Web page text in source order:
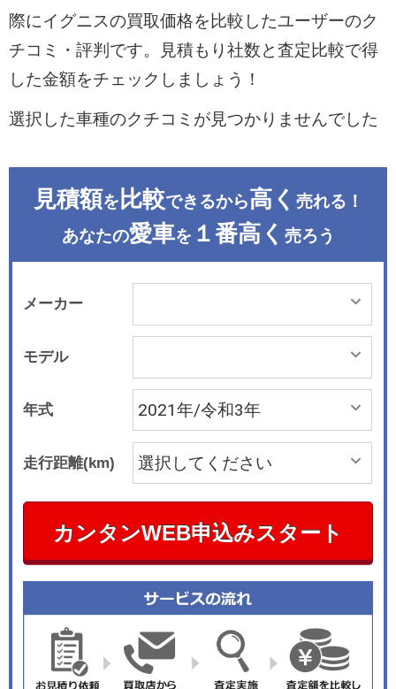
際にイグニスの買取価格を比較したユーザーのク
チコミ・評判です。見積もり社数と査定比較で得
した金額をチェックしましょう！
選択した車種のクチコミが見つかりませんでした
見積額を 比較できるから高く 売れる！
あなたの愛車を １番高く 売ろう
メーカー
モデル
年式
走行距離(km)
カンタンWEB申込みスタート